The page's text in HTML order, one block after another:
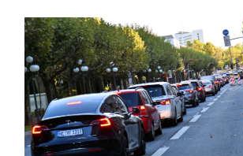
Themen und Termine
Gewinnspiele